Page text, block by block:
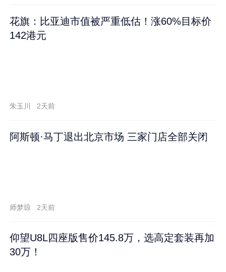
花旗：比亚迪市值被严重低估！涨60%目标价
142港元
朱玉川 2天前
阿斯顿·马丁退出北京市场 三家门店全部关闭
师梦琼 2天前
仰望U8L四座版售价145.8万，选高定套装再加
30万！